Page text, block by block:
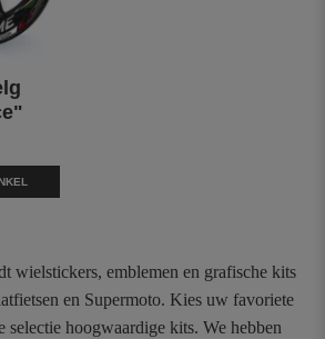
wielstickers, emblemen en grafische kits
en Supermoto. Kies uw favoriete
selectie hoogwaardige kits. We hebben